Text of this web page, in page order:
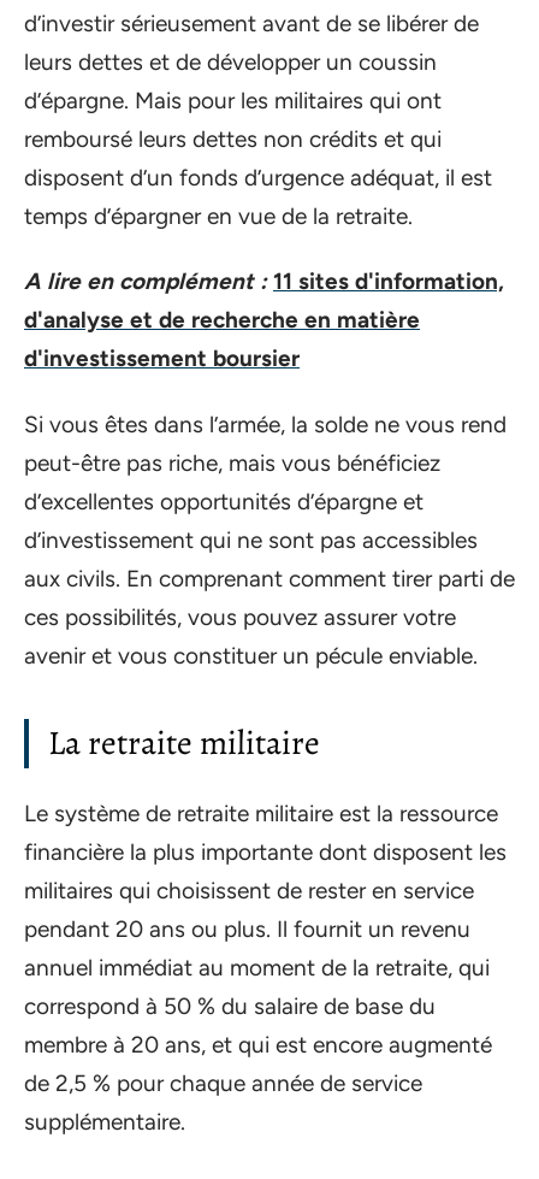
d’investir sérieusement avant de se libérer de
leurs dettes et de développer un coussin
d’épargne. Mais pour les militaires qui ont
remboursé leurs dettes non crédits et qui
disposent d’un fonds d’urgence adéquat, il est
temps d’épargner en vue de la retraite.
A lire en complément : 11 sites d'information,
d'analyse et de recherche en matière
d'investissement boursier
Si vous êtes dans l’armée, la solde ne vous rend
peut-être pas riche, mais vous bénéficiez
d’excellentes opportunités d’épargne et
d’investissement qui ne sont pas accessibles
aux civils. En comprenant comment tirer parti de
ces possibilités, vous pouvez assurer votre
avenir et vous constituer un pécule enviable.
La retraite militaire
Le système de retraite militaire est la ressource
financière la plus importante dont disposent les
militaires qui choisissent de rester en service
pendant 20 ans ou plus. Il fournit un revenu
annuel immédiat au moment de la retraite, qui
correspond à 50 % du salaire de base du
membre à 20 ans, et qui est encore augmenté
de 2,5 % pour chaque année de service
supplémentaire.